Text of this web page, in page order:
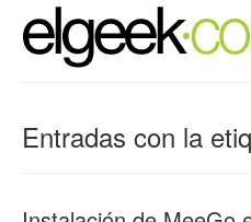
Entradas con la